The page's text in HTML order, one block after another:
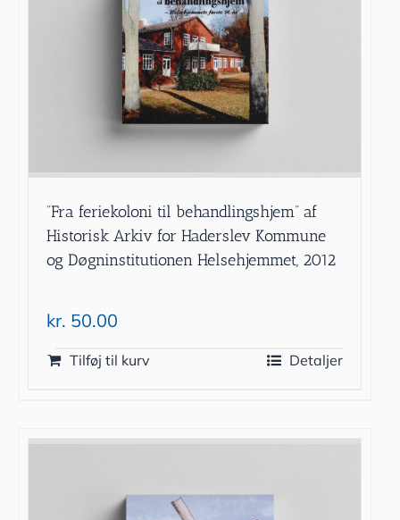
”Fra feriekoloni til behandlingshjem” af
Historisk Arkiv for Haderslev Kommune
og Døgninstitutionen Helsehjemmet, 2012
kr. 50.00
Tilføj til kurv Detaljer